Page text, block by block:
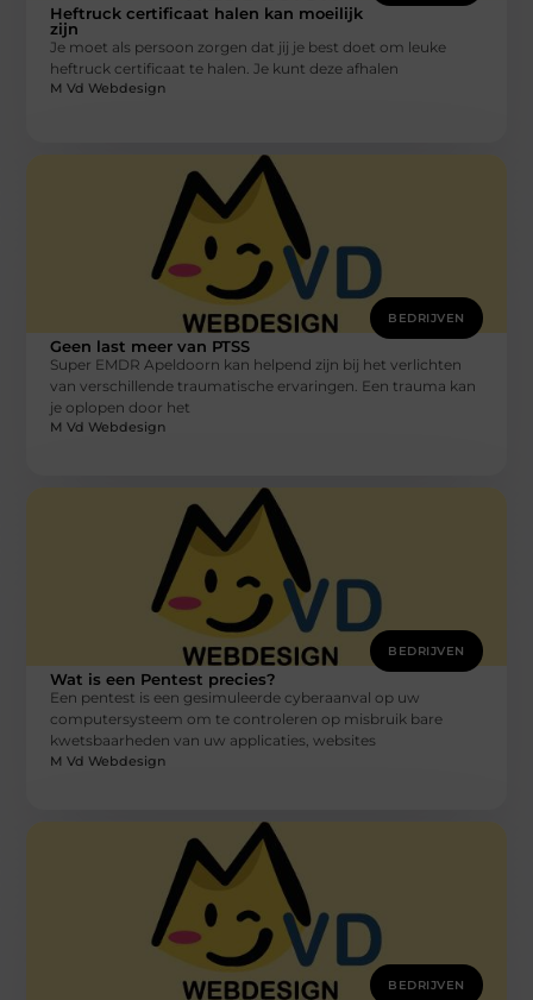
Heftruck certificaat halen kan moeilijk
zijn
Je moet als persoon zorgen dat jij je best doet om leuke
heftruck certificaat te halen. Je kunt deze afhalen
M Vd Webdesign
BEDRIJVEN
Geen last meer van PTSS
Super EMDR Apeldoorn kan helpend zijn bij het verlichten
van verschillende traumatische ervaringen. Een trauma kan
je oplopen door het
M Vd Webdesign
BEDRIJVEN
Wat is een Pentest precies?
Een pentest is een gesimuleerde cyberaanval op uw
computersysteem om te controleren op misbruik bare
kwetsbaarheden van uw applicaties, websites
M Vd Webdesign
BEDRIJVEN